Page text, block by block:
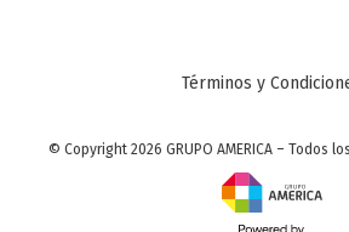
Términos y
© Copyright 2026 GRUPO AMERICA – Todos